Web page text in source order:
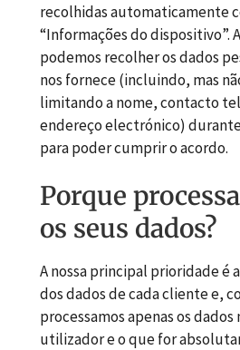
recolhidas automaticamente
“Informações do dispositivo”.
podemos recolher os dados
nos fornece (incluindo, mas
limitando a nome, contacto
endereço electrónico)
para poder cumprir o acordo.
Porque
os seus dados?
A nossa principal prioridade é
dos dados de cada cliente e,
processamos apenas os
utilizador e o que for